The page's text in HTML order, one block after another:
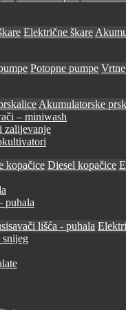
Električne škare
Potopne pumpe
Akumulatorske
– miniwash
zalijevanje
kopačice Diesel kopačice
puhala
lišća - puhala
snijeg